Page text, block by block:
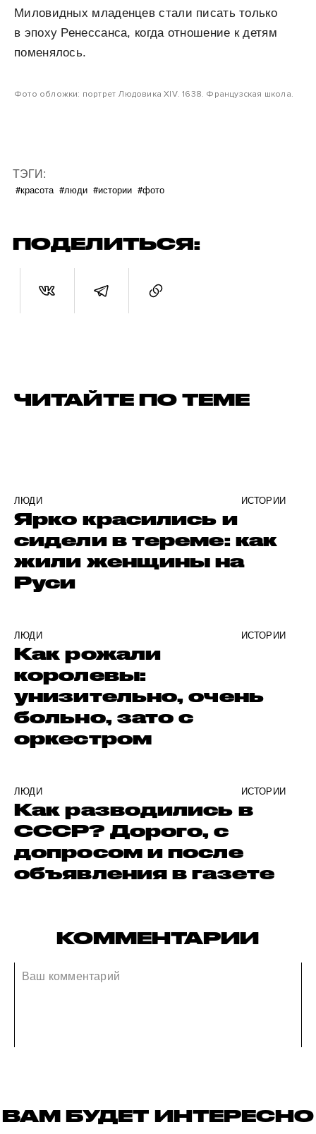
Миловидных младенцев стали писать только
в эпоху Ренессанса, когда отношение к детям
поменялось.
Фото обложки: портрет Людовика XIV. 1638. Французская школа.
ТЭГИ:
#красота #люди #истории #фото
ПОДЕЛИТЬСЯ:
ЧИТАЙТЕ ПО ТЕМЕ
ЛЮДИ ИСТОРИИ
Ярко красились и
сидели в тереме: как
жили женщины на
Руси
ЛЮДИ ИСТОРИИ
Как рожали
королевы:
унизительно, очень
больно, зато с
оркестром
ЛЮДИ ИСТОРИИ
Как разводились в
СССР? Дорого, с
допросом и после
объявления в газете
КОММЕНТАРИИ
ВАМ БУДЕТ ИНТЕРЕСНО